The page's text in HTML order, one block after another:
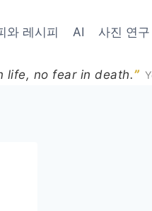
와 레시피 AI 사진 연구
life, no fear in death.”